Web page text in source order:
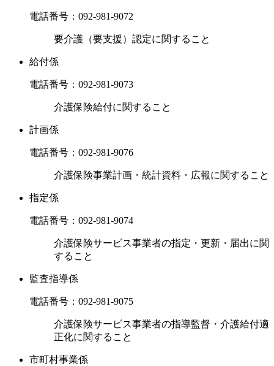
電話番号： 092-981-9072
要介護（要支援）認定に関すること
給付係
電話番号： 092-981-9073
介護保険給付に関すること
計画係
電話番号： 092-981-9076
介護保険事業計画・統計資料・広報に関すること
指定係
電話番号： 092-981-9074
介護保険サービス事業者の指定・更新・届出に関
すること
監査指導係
電話番号： 092-981-9075
介護保険サービス事業者の指導監督・介護給付適
正化に関すること
市町村事業係